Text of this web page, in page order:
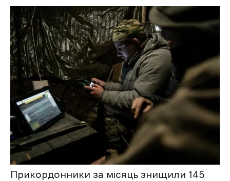
Прикордонники за місяць знищили 145